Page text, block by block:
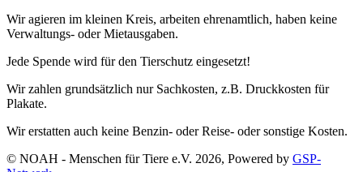
Wir agieren im kleinen Kreis, arbeiten ehrenamtlich, haben keine
Verwaltungs- oder Mietausgaben.
Jede Spende wird für den Tierschutz eingesetzt!
Wir zahlen grundsätzlich nur Sachkosten, z.B. Druckkosten für
Plakate.
Wir erstatten auch keine Benzin- oder Reise- oder sonstige Kosten.
© NOAH - Menschen für Tiere e.V. 2026, Powered by GSP-